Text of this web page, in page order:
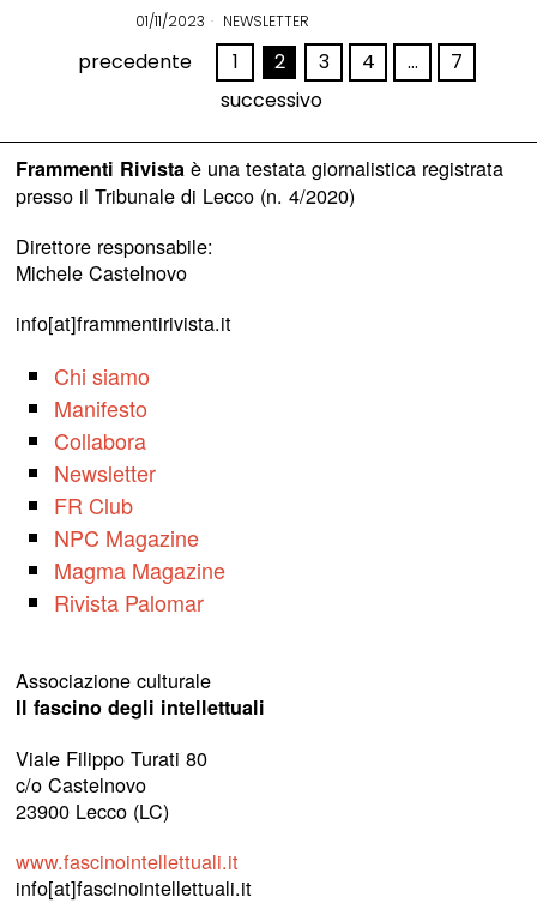
01/11/2023 NEWSLETTER
precedente 1 2 3 4 …
7
successivo
Frammenti Rivistaè una testata giornalistica registrata
presso il Tribunale di Lecco (n. 4/2020)
Direttore responsabile:
Michele Castelnovo
info[at]frammentirivista.it
Chi siamo
Manifesto
Collabora
Newsletter
FR Club
NPC Magazine
Magma Magazine
Rivista Palomar
Associazione culturale
Il fascino degli intellettuali
Viale Filippo Turati 80
c/o Castelnovo
23900 Lecco (LC)
www.fascinointellettuali.it
info[at]fascinointellettuali.it